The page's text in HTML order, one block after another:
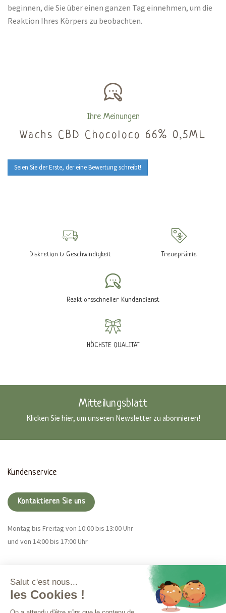
beginnen, die Sie über einen ganzen Tag einnehmen, um die
Reaktion Ihres Körpers zu beobachten.
Ihre Meinungen
Wachs CBD Chocoloco 66% 0,5ML
Seien Sie der Erste, der eine Bewertung schreibt!
Diskretion & Geschwindigkeit Treueprämie
Reaktionsschneller Kundendienst
HÖCHSTE QUALITÄT
Mitteilungsblatt
Klicken Sie hier, um unseren Newsletter zu abonnieren!
Kundenservice
Kontaktieren Sie uns
Montag bis Freitag von 10:00 bis 13:00 Uhr
und von 14:00 bis 17:00 Uhr
Mehr Infos